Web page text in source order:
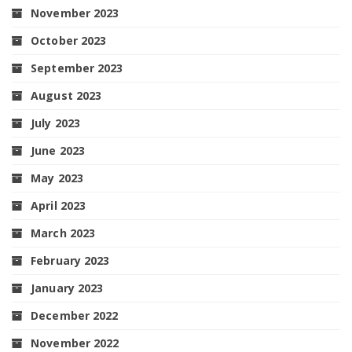
November 2023
October 2023
September 2023
August 2023
July 2023
June 2023
May 2023
April 2023
March 2023
February 2023
January 2023
December 2022
November 2022